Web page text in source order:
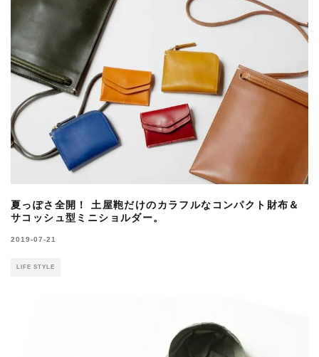
夏っぽさ全開！ 土屋鞄だけのカラフルなコンパクト財布＆
サコッシュ型ミニショルダー。
2019-07-21
LIFE STYLE